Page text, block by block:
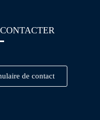
de contact